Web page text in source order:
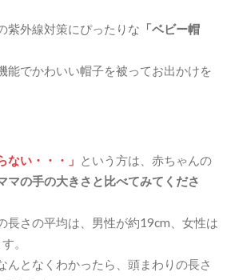
紫外線対策にぴったりな 「ベビー帽
能でかわいい帽子を被ってお出かけを
ない・・・」 という方は、赤ちゃんの
マの手の大きさと比べてみてくださ
長さの平均は、男性が約19cm、女性は
。
んとなくわかったら、頭まわりの長さ